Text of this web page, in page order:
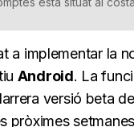
a implementar la
Android. La
versió beta
pròximes